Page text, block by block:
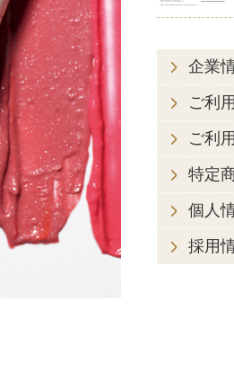
企業
ご利
ご利
特定
個人
採用